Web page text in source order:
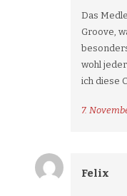
Das
Groove,
wohl
ich diese
7.
Felix